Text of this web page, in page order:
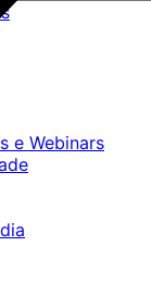
e Webinars